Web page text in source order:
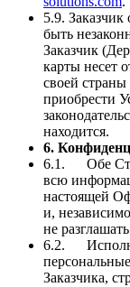
5.9. Заказчик
быть
Заказчик
карты несет
своей
приобрести
находится.
6.
6.1. Обе
всю
настоящей
и,
не
6.2.
Заказчика,